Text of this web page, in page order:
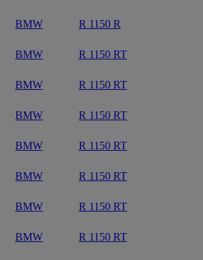
BMW R 1150 R
BMW R 1150 RT
BMW R 1150 RT
BMW R 1150 RT
BMW R 1150 RT
BMW R 1150 RT
BMW R 1150 RT
BMW R 1150 RT